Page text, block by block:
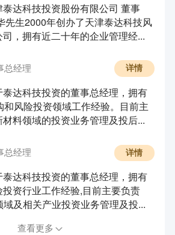
达科技投资股份有限公司 董事
先生2000年创办了天津泰达科技风
，拥有近二十年的企业管理经...
总经理
达科技投资的董事总经理，拥有
风险投资领域工作经验。目前主
料领域的投资业务管理及投后...
详情
总经理
达科技投资的董事总经理，拥有
资行业工作经验,目前主要负责
及相关产业投资业务管理及投...
详情
查看更多